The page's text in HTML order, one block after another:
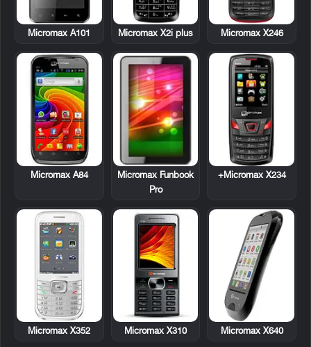
Micromax X246
Micromax X2i plus
Micromax A101
Micromax X234+
Micromax Funbook
Pro
Micromax A84
Micromax X640
Micromax X310
Micromax X352